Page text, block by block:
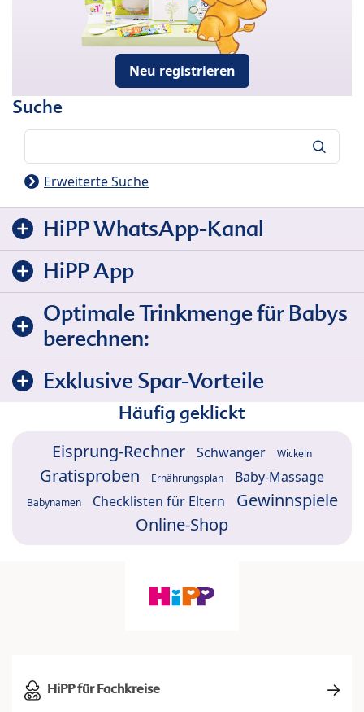
Neu registrieren
Suche
Erweiterte Suche
HiPP WhatsApp-Kanal
HiPP App
Optimale Trinkmenge für Babys
berechnen:
Exklusive Spar-Vorteile
Häufig geklickt
Eisprung-Rechner Schwanger Wickeln
Gratisproben Ernährungsplan Baby-Massage
Babynamen Checklisten für Eltern
Gewinnspiele
Online-Shop
HiPP für Fachkreise